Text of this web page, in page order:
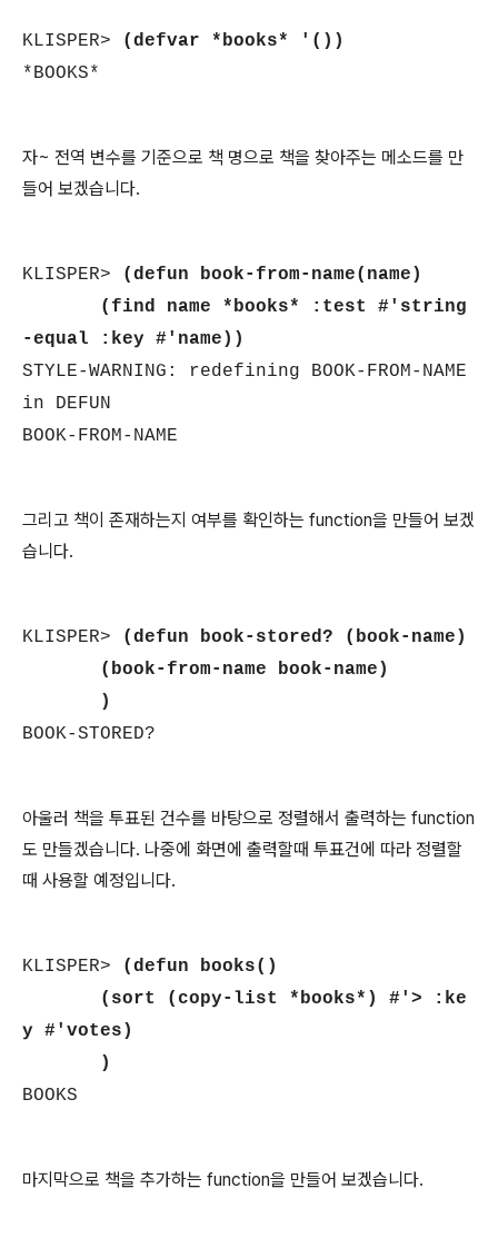
KLISPER>
(defvar *books* '())
*BOOKS*
자~ 전역 변수를 기준으로 책 명으로 책을 찾아주는 메소드를 만
들어 보겠습니다.
KLISPER>
(defun book-from-name(name)
(find name *books* :test #'string
-equal :key #'name))
STYLE-WARNING: redefining BOOK-FROM-NAME
in DEFUN
BOOK-FROM-NAME
그리고 책이 존재하는지 여부를 확인하는 function을 만들어 보겠
습니다.
KLISPER>
(defun book-stored? (book-name)
(book-from-name book-name)
)
BOOK-STORED?
아울러 책을 투표된 건수를 바탕으로 정렬해서 출력하는 function
도 만들겠습니다. 나중에 화면에 출력할때 투표건에 따라 정렬할
때 사용할 예정입니다.
KLISPER>
(defun books()
(sort (copy-list *books*) #'> :ke
y #'votes)
)
BOOKS
마지막으로 책을 추가하는 function을 만들어 보겠습니다.